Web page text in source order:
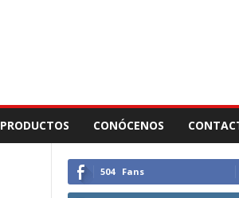
PRODUCTOS CONÓCENOS
504 Fans